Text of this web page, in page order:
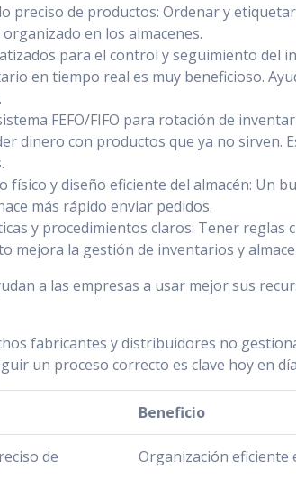
preciso de productos: Ordenar y
en los almacenes.
para el control y seguimiento del
en tiempo real es muy beneficioso.
FEFO/FIFO para rotación de
dinero con productos que ya no sirven.
físico y diseño eficiente del almacén: Un
más rápido enviar pedidos.
y procedimientos claros: Tener reglas
mejora la gestión de inventarios y
a las empresas a usar mejor sus
fabricantes y distribuidores no
un proceso correcto es clave hoy en
Beneficio
de
Organización eficiente